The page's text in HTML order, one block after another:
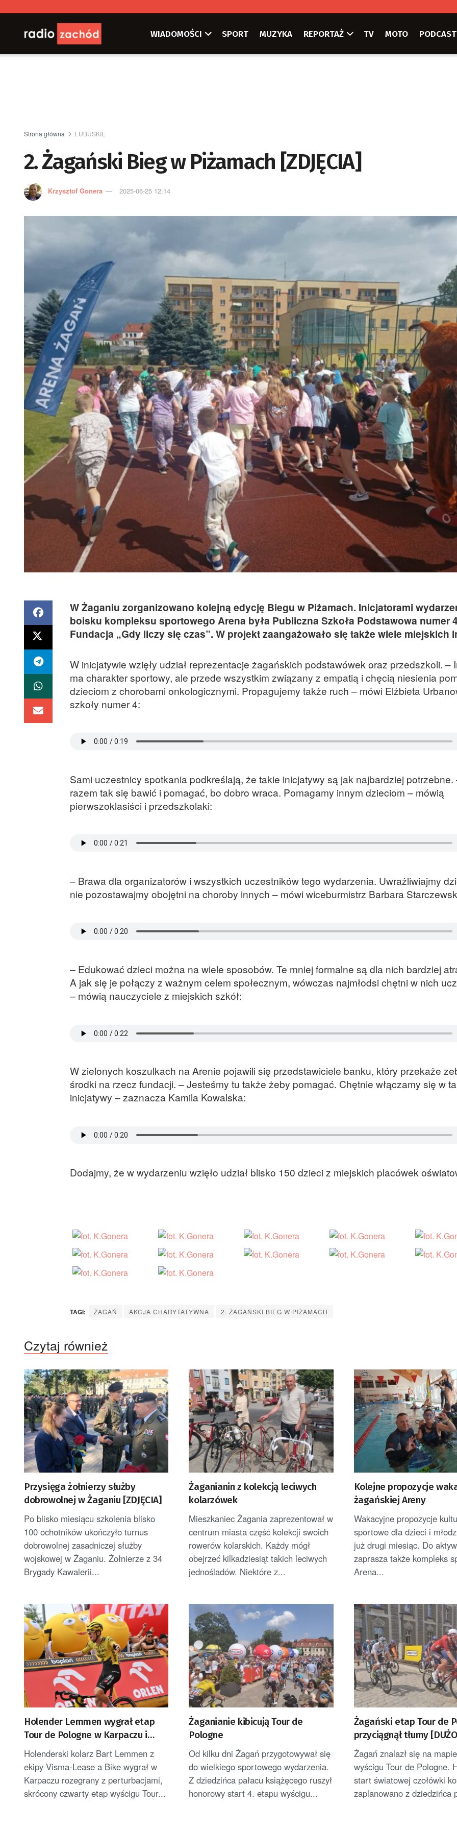
WIADOMOŚCI SPORT MUZYKA REPORTAŻ TV MOTO
Strona główna LUBUSKIE
2. Żagański Bieg w Piżamach [ZDJĘCIA]
Krzysztof Gonera 2025-06-25 12:14
W Żaganiu zorganizowano kolejną edycję Biegu w Piżamach. Inicjatorami
boisku kompleksu sportowego Arena była Publiczna Szkoła Podstawowa numer
Fundacja „Gdy liczy się czas”. W projekt zaangażowało się także wiele miejskich
W inicjatywie wzięły udział reprezentacje żagańskich podstawówek oraz przedszkoli. –
ma charakter sportowy, ale przede wszystkim związany z empatią i chęcią niesienia
dzieciom z chorobami onkologicznymi. Propagujemy także ruch – mówi Elżbieta
szkoły numer 4:
Sami uczestnicy spotkania podkreślają, że takie inicjatywy są jak najbardziej potrzebne.
razem tak się bawić i pomagać, bo dobro wraca. Pomagamy innym dzieciom – mówią
pierwszoklasiści i przedszkolaki:
– Brawa dla organizatorów i wszystkich uczestników tego wydarzenia. Uwrażliwiajmy
nie pozostawajmy obojętni na choroby innych – mówi wiceburmistrz Barbara
– Edukować dzieci można na wiele sposobów. Te mniej formalne są dla nich bardziej
A jak się je połączy z ważnym celem społecznym, wówczas najmłodsi chętni w nich
– mówią nauczyciele z miejskich szkół:
W zielonych koszulkach na Arenie pojawili się przedstawiciele banku, który przekaże
środki na rzecz fundacji. – Jesteśmy tu także żeby pomagać. Chętnie włączamy się w
inicjatywy – zaznacza Kamila Kowalska:
Dodajmy, że w wydarzeniu wzięło udział blisko 150 dzieci z miejskich placówek
TAGI: ŻAGAŃ AKCJA CHARYTATYWNA 2. ŻAGAŃSKI BIEG W PIŻAMACH
Czytaj również
Przysięga żołnierzy służby
dobrowolnej w Żaganiu [ZDJĘCIA]
Po blisko miesiącu szkolenia blisko
100 ochotników ukończyło turnus
dobrowolnej zasadniczej służby
wojskowej w Żaganiu. Żołnierze z 34
Brygady Kawalerii...
Żaganianin z kolekcją leciwych
kolarzówek
Mieszkaniec Żagania zaprezentował w
centrum miasta część kolekcji swoich
rowerów kolarskich. Każdy mógł
obejrzeć kilkadziesiąt takich leciwych
jednośladów. Niektóre z...
Kolejne propozycje
żagańskiej Areny
Wakacyjne propozycje
sportowe dla dzieci i
już drugi miesiąc. Do
zaprasza także kompleks
Arena...
Holender Lemmen wygrał etap
Tour de Pologne w Karpaczu i
został liderem
Holenderski kolarz Bart Lemmen z
ekipy Visma-Lease a Bike wygrał w
Karpaczu rozegrany z perturbacjami,
skrócony czwarty etap wyścigu Tour...
Żaganianie kibicują Tour de
Pologne
Od kilku dni Żagań przygotowywał się
do wielkiego sportowego wydarzenia.
Z dziedzińca pałacu książęcego ruszył
honorowy start 4. etapu wyścigu...
Żagański etap Tour de
przyciągnął tłumy [DUŻO
Żagań znalazł się na
wyścigu Tour de Pologne.
start światowej czołówki
zaplanowano z dziedzińca